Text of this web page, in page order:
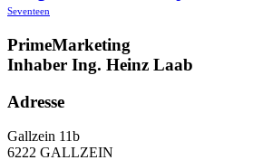
Seventeen
PrimeMarketing
Inhaber Ing. Heinz Laab
Adresse
Gallzein 11b
6222 GALLZEIN